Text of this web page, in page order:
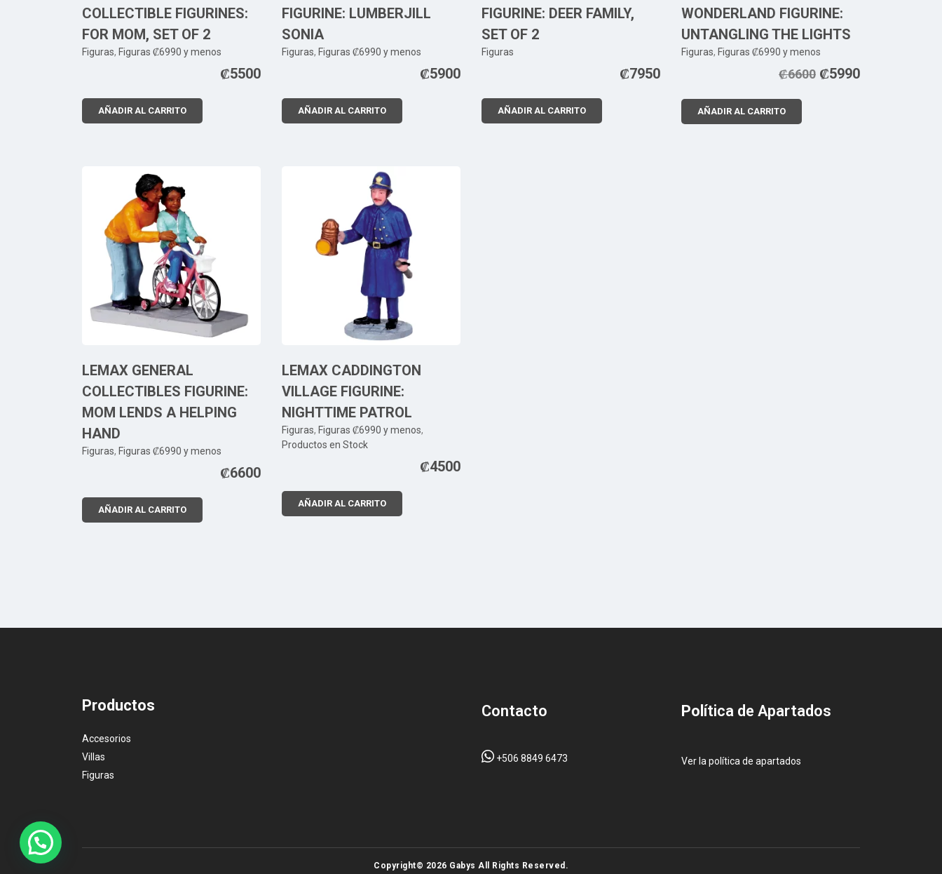
COLLECTIBLE FIGURINES:
FOR MOM, SET OF 2
Figuras, Figuras ₡6990 y menos
₡5500
AÑADIR AL CARRITO
FIGURINE: LUMBERJILL
SONIA
Figuras, Figuras ₡6990 y menos
₡5900
AÑADIR AL CARRITO
FIGURINE: DEER FAMILY,
SET OF 2
Figuras
₡7950
AÑADIR AL CARRITO
WONDERLAND FIGURINE:
UNTANGLING THE LIGHTS
Figuras, Figuras ₡6990 y menos
₡6600 ₡5990
AÑADIR AL CARRITO
LEMAX GENERAL
COLLECTIBLES FIGURINE:
MOM LENDS A HELPING
HAND
Figuras, Figuras ₡6990 y menos
₡6600
AÑADIR AL CARRITO
LEMAX CADDINGTON
VILLAGE FIGURINE:
NIGHTTIME PATROL
Figuras, Figuras ₡6990 y menos,
Productos en Stock
₡4500
AÑADIR AL CARRITO
Productos
Accesorios
Villas
Figuras
Contacto
+506 8849 6473
Pol ítica de Apartados
Ver la política de apartados
Copyright© 2026 Gabys All Rights Reserved.